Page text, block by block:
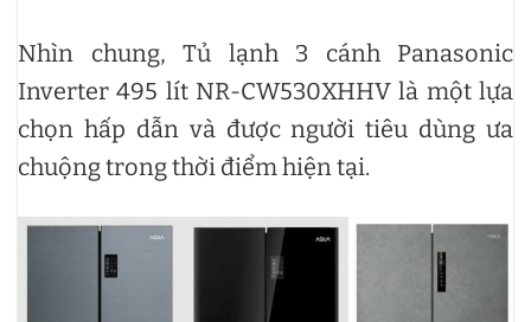
Nhìn chung, Tủ lạnh 3 cánh Panasonic
Inverter 495 lít NR-CW530XHHV là một lựa
chọn hấp dẫn và được người tiêu dùng ưa
chuộng trong thời điểm hiện tại.